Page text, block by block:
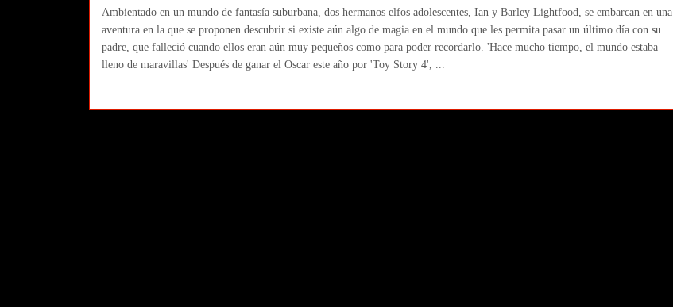
Ambientado en un mundo de fantasía suburbana, dos hermanos elfos adolescentes, Ian y Barley Lightfood, se embarcan en una
aventura en la que se proponen descubrir si existe aún algo de magia en el mundo que les permita pasar un último día con su
padre, que falleció cuando ellos eran aún muy pequeños como para poder recordarlo. 'Hace mucho tiempo, el mundo estaba
lleno de maravillas' Después de ganar el Oscar este año por 'Toy Story 4', ...